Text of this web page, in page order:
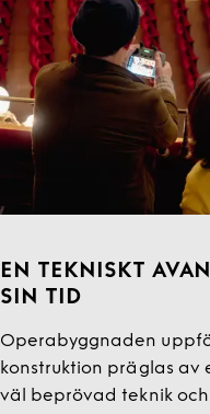
EN TEKNISKT
SIN TID
Operabyggnaden
konstruktion präglas
väl beprövad teknik